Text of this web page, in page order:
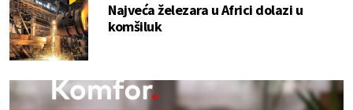
Najveća železara u Africi dolazi u
komšiluk